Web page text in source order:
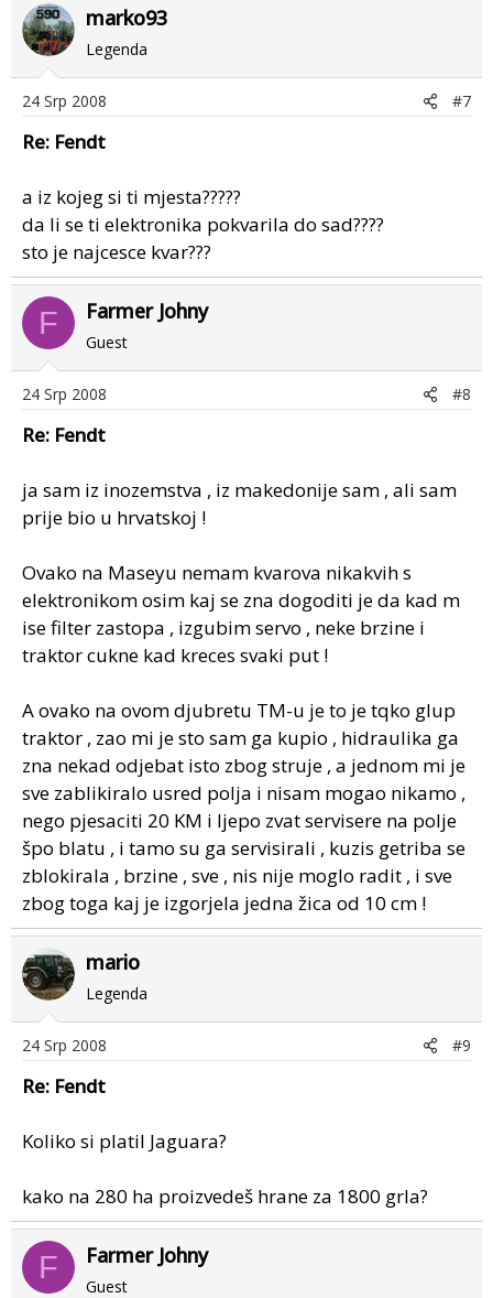
marko93
Legenda
24 Srp 2008 #7
Re: Fendt
a iz kojeg si ti mjesta?????
da li se ti elektronika pokvarila do sad????
sto je najcesce kvar???
F Farmer Johny
Guest
24 Srp 2008 #8
Re: Fendt
ja sam iz inozemstva , iz makedonije sam , ali sam
prije bio u hrvatskoj !
Ovako na Maseyu nemam kvarova nikakvih s
elektronikom osim kaj se zna dogoditi je da kad m
ise filter zastopa , izgubim servo , neke brzine i
traktor cukne kad kreces svaki put !
A ovako na ovom djubretu TM-u je to je tqko glup
traktor , zao mi je sto sam ga kupio , hidraulika ga
zna nekad odjebat isto zbog struje , a jednom mi je
sve zablikiralo usred polja i nisam mogao nikamo ,
nego pjesaciti 20 KM i ljepo zvat servisere na polje
špo blatu , i tamo su ga servisirali , kuzis getriba se
zblokirala , brzine , sve , nis nije moglo radit , i sve
zbog toga kaj je izgorjela jedna žica od 10 cm !
mario
Legenda
24 Srp 2008 #9
Re: Fendt
Koliko si platil Jaguara?
kako na 280 ha proizvedeš hrane za 1800 grla?
F Farmer Johny
Guest